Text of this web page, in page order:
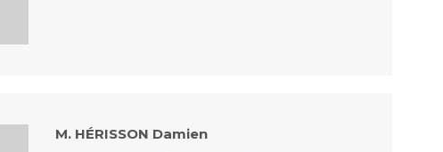
M. HÉRISSON Damien